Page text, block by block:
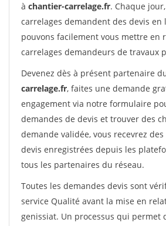
à chantier-carrelage.fr. Chaque
carrelages demandent des devis en
pouvons facilement vous mettre en
carrelages demandeurs de travaux
Devenez dès à présent partenaire
carrelage.fr, faites une demande
engagement via notre formulaire
demandes de devis et trouver des
demande validée, vous recevrez
devis enregistrées depuis les
tous les partenaires du réseau.
Toutes les demandes devis sont
service Qualité avant la mise en
genissiat. Un processus qui permet